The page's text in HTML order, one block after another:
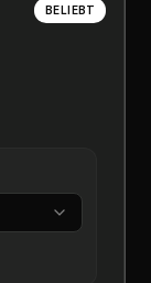
BELIEBT